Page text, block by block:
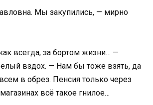
Мы закупились, — мирно
всегда, за бортом жизни… —
вздох. — Нам бы тоже взять, да
в обрез. Пенсия только через
всё такое гнилое…